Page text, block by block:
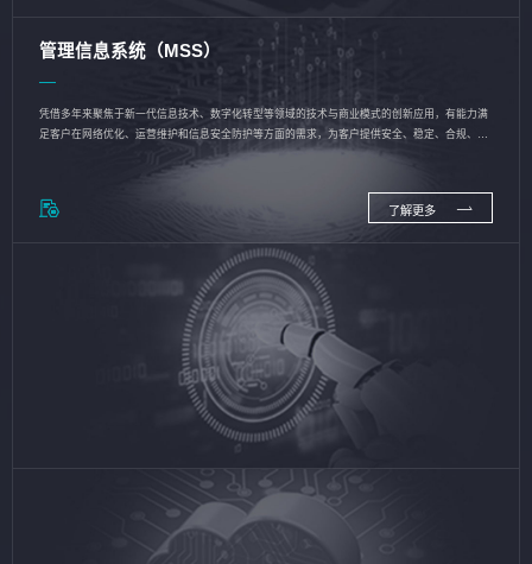
管理信息系统（MSS）
凭借多年来聚焦于新一代信息技术、数字化转型等领域的技术与商业模式的创新应用，有能力满
足客户在网络优化、运营维护和信息安全防护等方面的需求，为客户提供安全、稳定、合规、持
了解更多